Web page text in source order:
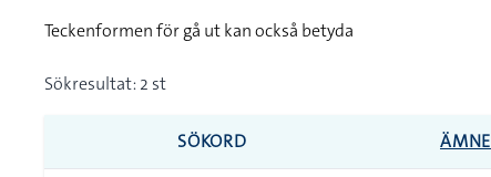
Teckenformen för gå ut kan också betyda
Sökresultat: 2 st
SÖKORD ÄMNE